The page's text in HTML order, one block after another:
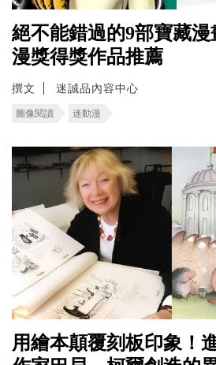
絕不能錯過的9部寶藏漫
漫獎得獎作品推薦
撰文 迷誠品內容中心
圖像閱讀 迷動漫
用繪本顛覆刻板印象！